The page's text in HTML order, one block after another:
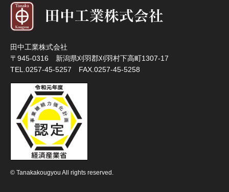
田中工業株式会社
〒945-0316 新潟県刈羽郡刈羽村下高町1307-17
TEL.0257-45-5257 FAX.0257-45-5258
© Tanakakougyou All rights reserved.